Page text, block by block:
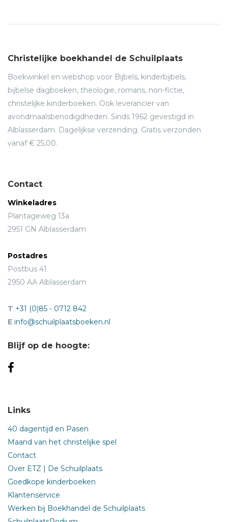
Christelijke boekhandel de Schuilplaats
Boekwinkel en webshop voor Bijbels, kinderbijbels,
bijbelse dagboeken, theologie, romans, non-fictie,
christelijke kinderboeken. Ook leverancier van
avondmaalsbenodigdheden. Sinds 1962 gevestigd in
Alblasserdam. Dagelijkse verzending. Gratis verzonden
vanaf € 25,00.
Contact
Winkeladres
Plantageweg 13a
2951 GN Alblasserdam
Postadres
Postbus 41
2950 AA Alblasserdam
T +31 (0)85 - 0712 842
E info@schuilplaatsboeken.nl
Blijf op de hoogte:
Links
40 dagentijd en Pasen
Maand van het christelijke spel
Contact
Over ETZ | De Schuilplaats
Goedkope kinderboeken
Klantenservice
Werken bij Boekhandel de Schuilplaats